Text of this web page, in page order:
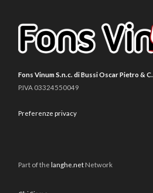
Fons Vinum S.n.c. di Bussi Oscar Pietro & C.
P.IVA 03324550049
Preferenze privacy
Part of the langhe.net Network